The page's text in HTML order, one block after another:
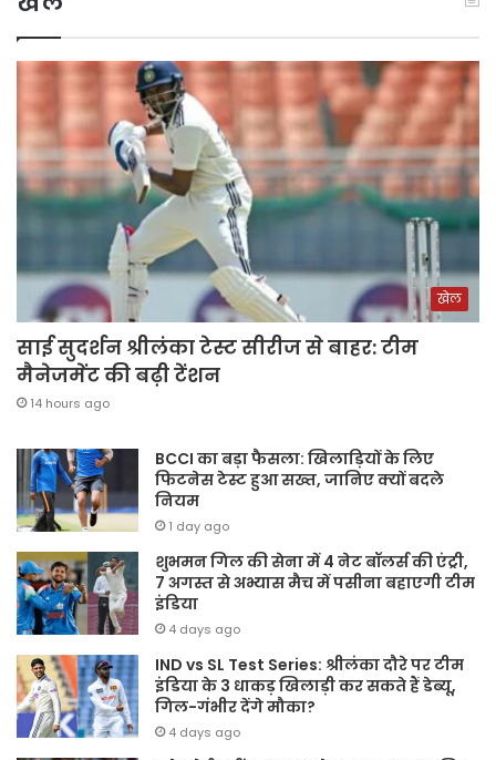
खेल
साई सुदर्शन श्रीलंका टेस्ट सीरीज से बाहर: टीम
मैनेजमेंट की बढ़ी टेंशन
14 hours ago
BCCI का बड़ा फैसला: खिलाड़ियों के लिए
फिटनेस टेस्ट हुआ सख्त, जानिए क्यों बदले
नियम
1 day ago
शुभमन गिल की सेना में 4 नेट बॉलर्स की एंट्री,
7 अगस्त से अभ्यास मैच में पसीना बहाएगी टीम
इंडिया
4 days ago
IND vs SL Test Series: श्रीलंका दौरे पर टीम
इंडिया के 3 धाकड़ खिलाड़ी कर सकते हैं डेब्यू,
गिल-गंभीर देंगे मौका?
4 days ago